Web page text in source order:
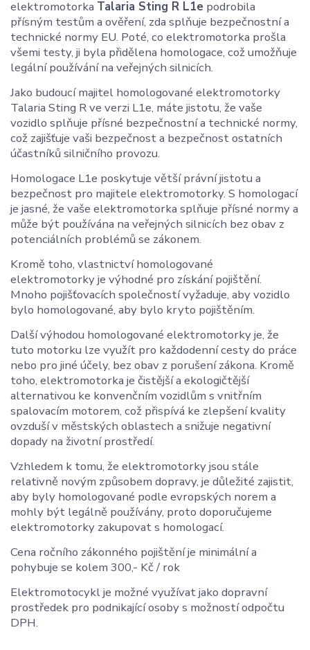
elektromotorka Talaria Sting R L1e podrobila
přísným testům a ověření, zda splňuje bezpečnostní a
technické normy EU. Poté, co elektromotorka prošla
všemi testy, ji byla přidělena homologace, což umožňuje
legální používání na veřejných silnicích.
Jako budoucí majitel homologované elektromotorky
Talaria Sting R ve verzi L1e, máte jistotu, že vaše
vozidlo splňuje přísné bezpečnostní a technické normy,
což zajišťuje vaši bezpečnost a bezpečnost ostatních
účastníků silničního provozu.
Homologace L1e poskytuje větší právní jistotu a
bezpečnost pro majitele elektromotorky. S homologací
je jasné, že vaše elektromotorka splňuje přísné normy a
může být používána na veřejných silnicích bez obav z
potenciálních problémů se zákonem.
Kromě toho, vlastnictví homologované
elektromotorky je výhodné pro získání pojištění.
Mnoho pojišťovacích společností vyžaduje, aby vozidlo
bylo homologované, aby bylo kryto pojištěním.
Další výhodou homologované elektromotorky je, že
tuto motorku lze využít pro každodenní cesty do práce
nebo pro jiné účely, bez obav z porušení zákona. Kromě
toho, elektromotorka je čistější a ekologičtější
alternativou ke konvenčním vozidlům s vnitřním
spalovacím motorem, což přispívá ke zlepšení kvality
ovzduší v městských oblastech a snižuje negativní
dopady na životní prostředí.
Vzhledem k tomu, že elektromotorky jsou stále
relativně novým způsobem dopravy, je důležité zajistit,
aby byly homologované podle evropských norem a
mohly být legálně používány, proto doporučujeme
elektromotorky zakupovat s homologací.
Cena ročního zákonného pojištění je minimální a
pohybuje se kolem 300,- Kč / rok
Elektromotocykl je možné využívat jako dopravní
prostředek pro podnikající osoby s možností odpočtu
DPH.